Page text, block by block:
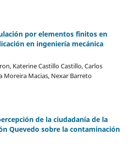
por elementos finitos en
en ingeniería mecánica
Katerine Castillo Castillo, Carlos
Moreira Macias, Nexar Barreto
de la ciudadanía de la
Quevedo sobre la contaminación